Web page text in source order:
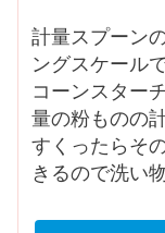
計量スプーン
ングスケールで
コーンスター
量の粉ものの
すくったらそ
きるので洗い